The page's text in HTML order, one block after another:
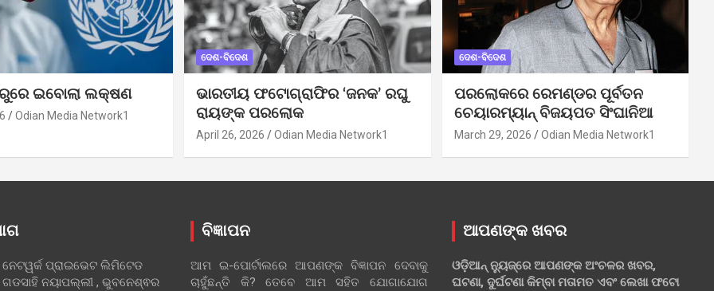
ଇବୋଲା ଲକ୍ଷଣ
Odian Media Network1
ଦେଶ-ବିଦେଶ
ଭାରତୀୟ ଫଟୋଗ୍ରାଫିର ‘ଜନକ’ ରଘୁ
ରାୟଙ୍କ ପରଲୋକ
April 26, 2026 Odian Media Network1
ଦେଶ-ବିଦେଶ
ପରଲୋକରେ ରେମଣ୍ଡର ପୂର୍ବତନ
ଚେୟାରମ୍ୟାନ୍ ବିଜୟପତ ସିଂଘାନିଆ
March 29, 2026 Odian Media Network1
ପ୍ରାଇଭେଟ ଲିମିଟେଡ
ନୟାପଲ୍ଲୀ , ଭୁବନେଶ୍ଵର
ବିଜ୍ଞାପନ
ଆମ ଇ-ପୋର୍ଟାଲରେ ଆପଣଙ୍କ ବିଜ୍ଞାପନ ଦେବାକୁ
ଚାହୁଁଛନ୍ତି କି? ତେବେ ଆମ ସହିତ ଯୋଗାଯୋଗ
ଆପଣଙ୍କ ଖବର
ଓଡ଼ିଆନ୍ ନ୍ୟୁଜ୍‌ରେ ଆପଣଙ୍କ ଅଂଚଳର ଖବର,
ଘଟଣା, ଦୁର୍ଘଟଣା କିମ୍ବା ମତାମତ ଏବଂ ଲେଖା ଫଟୋ